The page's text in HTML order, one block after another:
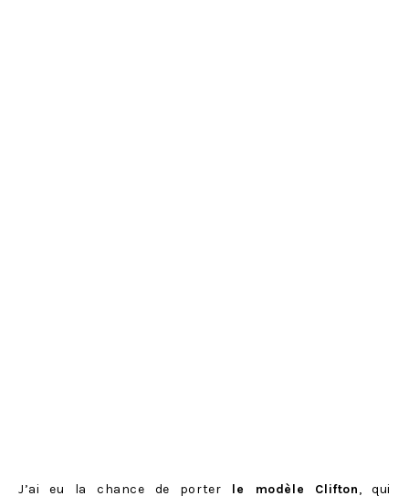
J’ai eu la chance de porter le modèle Clifton, qui